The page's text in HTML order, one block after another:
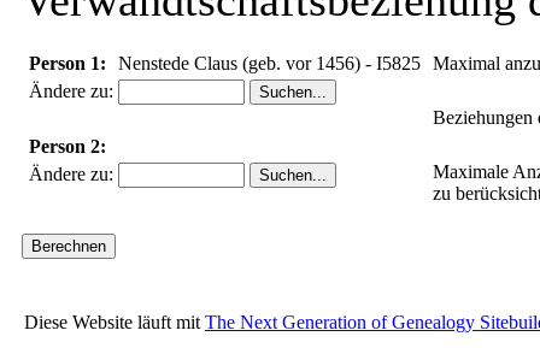
Person 1:
Nenstede Claus (geb. vor 1456) - I5825
Ändere zu:
Person 2:
Ändere zu:
Maximal
Beziehungen
Maximale
zu
Diese Website läuft mit The Next Generation of Genealogy